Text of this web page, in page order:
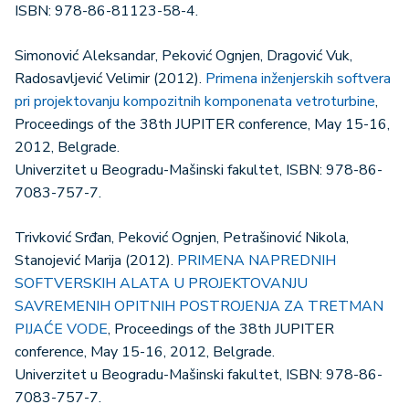
ISBN: 978-86-81123-58-4.
Simonović Aleksandar, Peković Ognjen, Dragović Vuk,
Radosavljević Velimir (2012). Primena inženjerskih softvera
pri projektovanju kompozitnih komponenata vetroturbine,
Proceedings of the 38th JUPITER conference, May 15-16,
2012, Belgrade.
Univerzitet u Beogradu-Mašinski fakultet, ISBN: 978-86-
7083-757-7.
Trivković Srđan, Peković Ognjen, Petrašinović Nikola,
Stanojević Marija (2012). PRIMENA NAPREDNIH
SOFTVERSKIH ALATA U PROJEKTOVANJU
SAVREMENIH OPITNIH POSTROJENJA ZA TRETMAN
PIJAĆE VODE, Proceedings of the 38th JUPITER
conference, May 15-16, 2012, Belgrade.
Univerzitet u Beogradu-Mašinski fakultet, ISBN: 978-86-
7083-757-7.